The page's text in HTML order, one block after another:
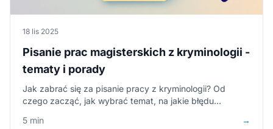
18 lis 2025
Pisanie prac magisterskich z kryminologii -
tematy i porady
Jak zabrać się za pisanie pracy z kryminologii? Od
czego zacząć, jak wybrać temat, na jakie błędu
5 min →